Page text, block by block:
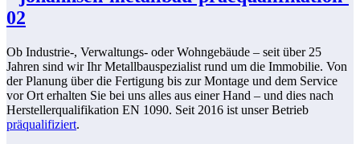
Ob Industrie-, Verwaltungs- oder Wohngebäude – seit über 25
Jahren sind wir Ihr Metallbauspezialist rund um die Immobilie. Von
der Planung über die Fertigung bis zur Montage und dem Service
vor Ort erhalten Sie bei uns alles aus einer Hand – und dies nach
Herstellerqualifikation EN 1090. Seit 2016 ist unser Betrieb
präqualifiziert.